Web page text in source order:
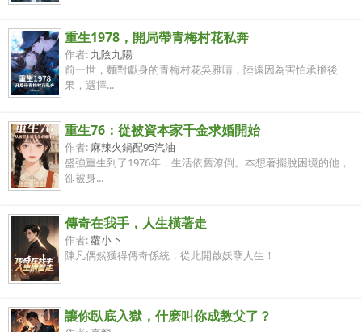
重生1978，開局帶青梅村花私奔
作者: 九陰九陽
前一世，麵對獻身的青梅村花吳雅晴，陸遠因為害怕承擔後
果，選擇...
重生76：從被資本家千金求婚開始
作者: 麻辣火鍋配95汽油
盛強重生到了1976年，生活依舊潦倒。本想著擺脫困境的他，
卻被身...
傳奇在我手，人生橫著走
作者:蘿小卜
陳凡偶然獲得傳奇係統，從此開啟妖孽人生！
讓你臥底入獄，什麽叫你成教父了？